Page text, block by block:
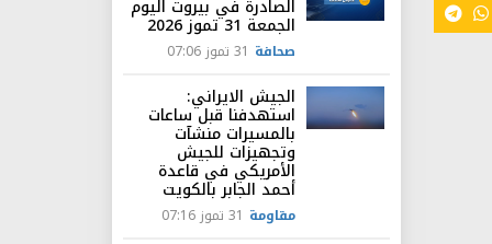
الصادرة في بيروت اليوم
الجمعة 31 تموز 2026
صحافة 31 تموز 07:06
الجيش الايراني:
استهدفنا قبل ساعات
بالمسيرات منشآت
وتجهيزات للجيش
الأمريكي في قاعدة
أحمد الجابر بالكويت
مقاومة 31 تموز 07:16